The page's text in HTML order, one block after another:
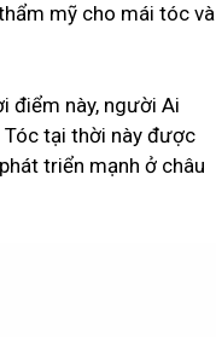
mỹ cho mái tóc và
điểm này, người Ai
Tóc tại thời này được
triển mạnh ở châu